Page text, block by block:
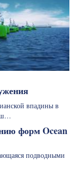
впадины в
форм Ocean
подводными